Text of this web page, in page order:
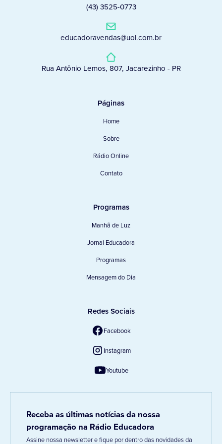
(43) 3525-0773
educadoravendas@uol.com.br
Rua Antônio Lemos, 807, Jacarezinho - PR
Páginas
Home
Sobre
Rádio Online
Contato
Programas
Manhã de Luz
Jornal Educadora
Programas
Mensagem do Dia
Redes Sociais
Facebook
Instagram
Youtube
Receba as últimas notícias da nossa
programação na Rádio Educadora
Assine nossa newsletter e fique por dentro das novidades da